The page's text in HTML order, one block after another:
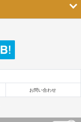
お問い合わせ